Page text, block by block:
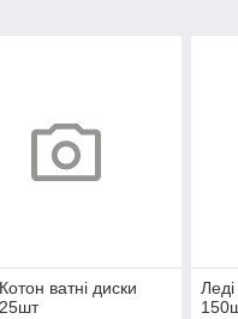
ватні диски